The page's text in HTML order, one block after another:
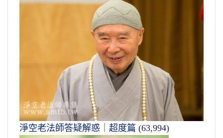
淨空老法師答疑解惑｜超度篇 (63,994)